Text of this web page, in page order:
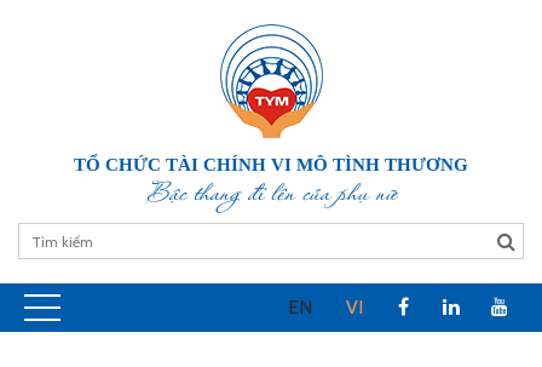
TỔ CHỨC TÀI CHÍNH VI MÔ TÌNH THƯƠNG
Bậc thang đi lên của phụ nữ
EN VI